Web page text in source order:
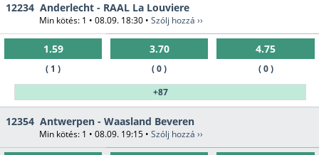
12234 Anderlecht - RAAL La Louviere
Min kötés: 1 • 08.09. 18:30 • Szólj hozzá ››
1.59
( 1 )
3.70
( 0 )
4.75
( 0 )
+87
12354 Antwerpen - Waasland Beveren
Min kötés: 1 • 08.09. 19:15 • Szólj hozzá ››